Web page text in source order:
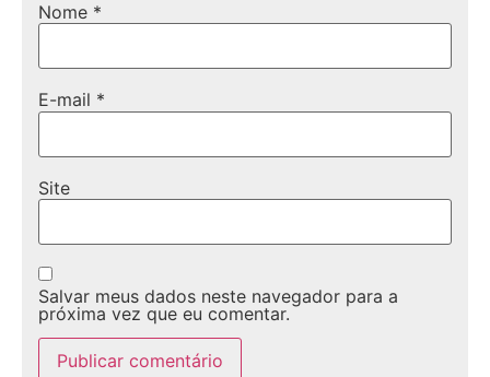
Nome *
E-mail *
Site
Salvar meus dados neste navegador para a
próxima vez que eu comentar.